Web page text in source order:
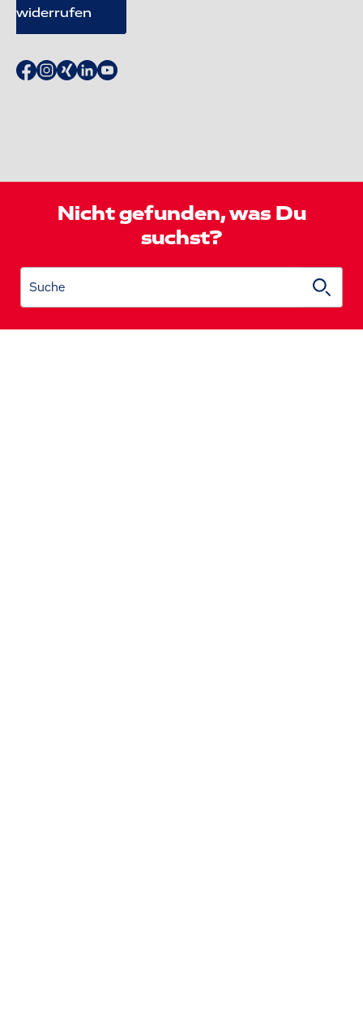
widerrufen
Nicht gefunden, was Du
suchst?
Suche